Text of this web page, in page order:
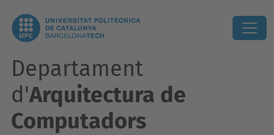
Departament
d'Arquitectura de
Computadors